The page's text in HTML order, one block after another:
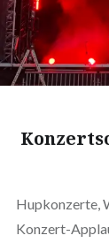
Hupkonzerte,
Konzert-